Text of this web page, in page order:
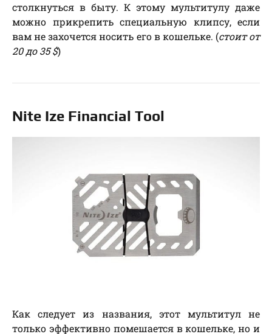
столкнуться в быту. К этому мультитулу даже
можно прикрепить специальную клипсу, если
вам не захочется носить его в кошельке. (стоит от
20 до 35 $)
Nite Ize Financial Tool
Как следует из названия, этот мультитул не
только эффективно помешается в кошельке, но и